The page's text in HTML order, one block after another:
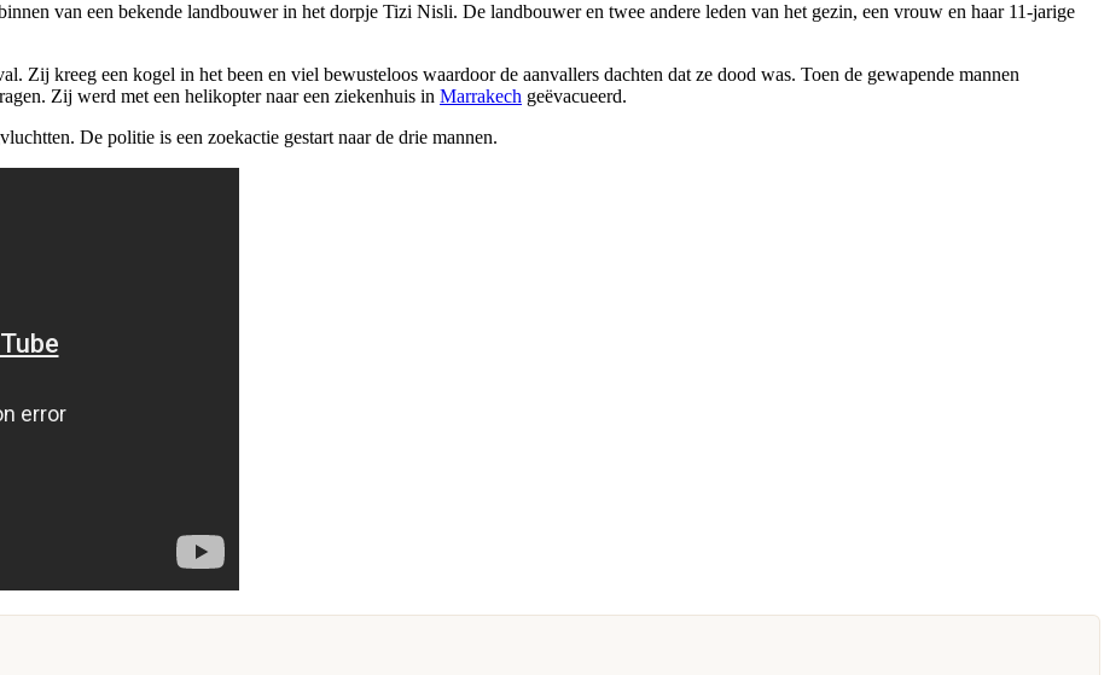
van een bekende landbouwer in het dorpje Tizi Nisli. De landbouwer en twee andere leden van het gezin, een vrouw en haar 11-jarige
Zij kreeg een kogel in het been en viel bewusteloos waardoor de aanvallers dachten dat ze dood was. Toen de gewapende mannen
Zij werd met een helikopter naar een ziekenhuis in Marrakech geëvacueerd.
De politie is een zoekactie gestart naar de drie mannen.